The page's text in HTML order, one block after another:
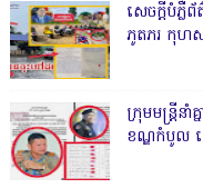
សេចក្តីបំភ្លឺ
ភូតភរ កុហសថ្
ក្រុមមន្ត្រីន
ខណ្ឌកំបូល ទ